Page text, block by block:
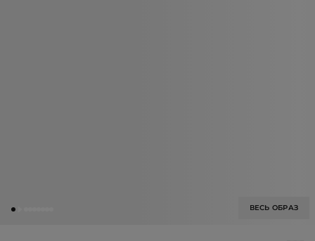
ВЕСЬ ОБРАЗ